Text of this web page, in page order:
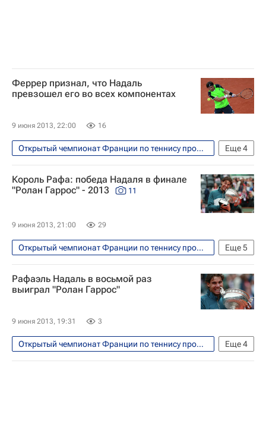
Феррер признал, что Надаль
превзошел его во всех компонентах
9 июня 2013, 22:00 16
Еще4
Открытый чемпионат Франции по теннису прошел с 26 мая по 9 июня
Теннис
Спорт
Рафаэль Надаль
Давид Феррер
Король Рафа: победа Надаля в финале
"Ролан Гаррос" - 2013
11
9 июня 2013, 21:00 29
Еще5
Открытый чемпионат Франции по теннису прошел с 26 мая по 9 июня
Фото
Теннис
Спорт
Рафаэль Надаль
Давид Феррер
Рафаэль Надаль в восьмой раз
выиграл "Ролан Гаррос"
9 июня 2013, 19:31 3
Еще4
Открытый чемпионат Франции по теннису прошел с 26 мая по 9 июня
Теннис
Спорт
Рафаэль Надаль